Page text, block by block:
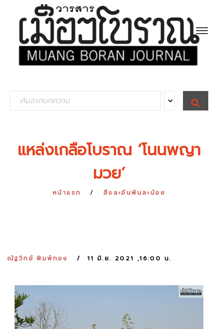
e
S
E
A
แหล่งเกลือโบราณ ‘โนนพญา
มวย’
หน้าแรก สิ่งละอันพันละน้อย
ณัฐวิทย์ พิมพ์ทอง 11 มิ.ย. 2021 ,16:00 น.